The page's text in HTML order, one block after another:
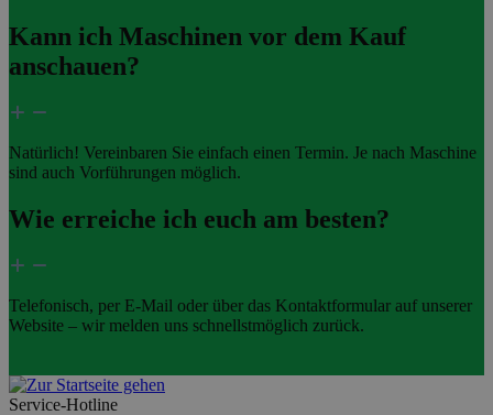
Kann ich Maschinen vor dem Kauf
anschauen?
Natürlich! Vereinbaren Sie einfach einen Termin. Je nach Maschine
sind auch Vorführungen möglich.
Wie erreiche ich euch am besten?
Telefonisch, per E-Mail oder über das Kontaktformular auf unserer
Website – wir melden uns schnellstmöglich zurück.
Service-Hotline